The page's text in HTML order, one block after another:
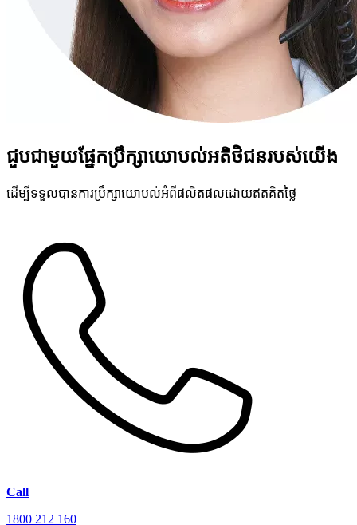
ជួបជាមួយផ្នែកប្រឹក្សាយោបល់អតិថិជនរបស់យើង
ដើម្បីទទួលបានការប្រឹក្សាយោបល់អំពីផលិតផលដោយឥតគិតថ្លៃ
Call
1800 212 160